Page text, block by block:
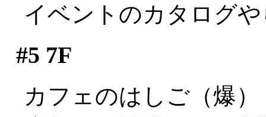
イベントのカタログ
#5 7F
カフェのはしご（爆）